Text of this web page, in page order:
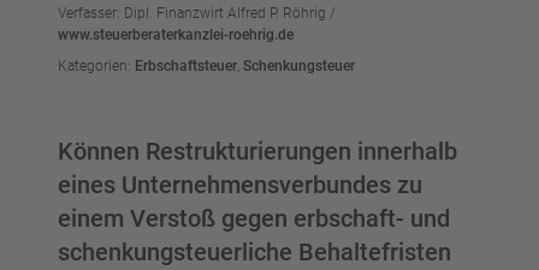
Verfasser: Dipl. Finanzwirt Alfred P. Röhrig /
www.steuerberaterkanzlei-roehrig.de
Kategorien: Erbschaftsteuer, Schenkungsteuer
Können Restrukturierungen innerhalb
eines Unternehmensverbundes zu
einem Verstoß gegen erbschaft- und
schenkungsteuerliche Behaltefristen